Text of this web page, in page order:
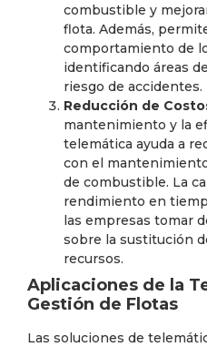
combustible y
flota. Además,
comportamiento de
identificando áreas
riesgo de accidentes.
Reducción de
mantenimiento y la
telemática ayuda a
con el
de combustible. La
rendimiento en
las empresas tomar
sobre la sustitución
recursos.
Aplicaciones de la
Gestión de Flotas
Las soluciones de